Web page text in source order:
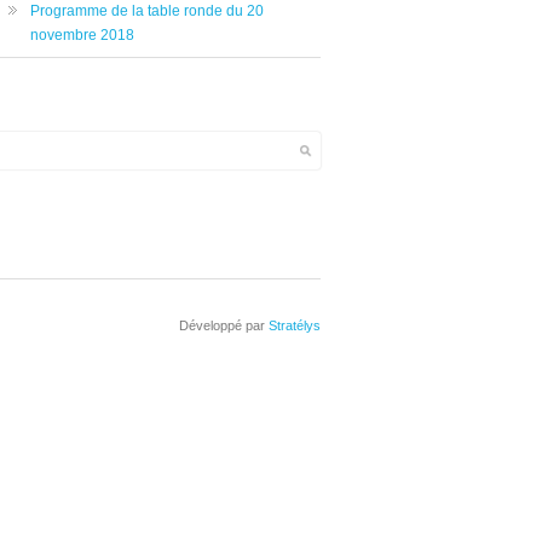
Programme de la table ronde du 20
novembre 2018
Développé par Stratélys